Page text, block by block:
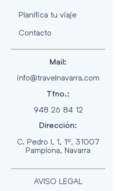
Planifica tu viaje
Contacto
Mail:
info@travelnavarra.com
Tfno.:
948 26 84 12
Dirección:
C. Pedro I, 1, 1º, 31007
Pamplona, Navarra
AVISO LEGAL